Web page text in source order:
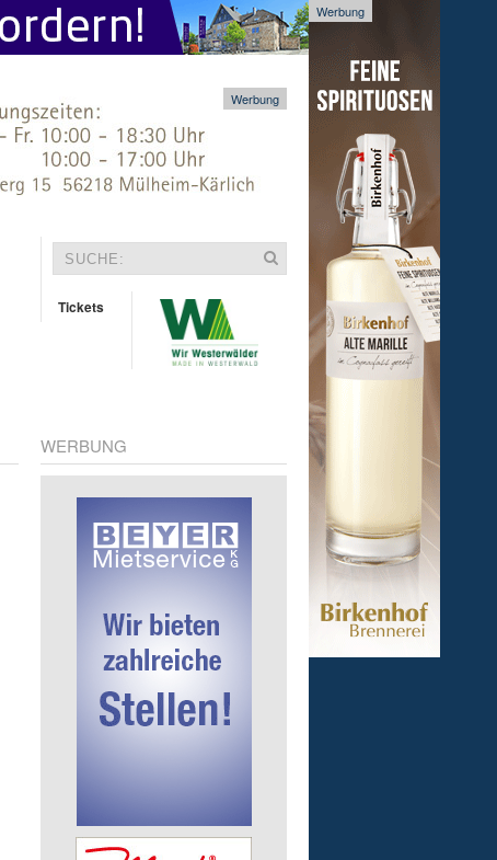
Werbung
Werbung
Tickets
WERBUNG